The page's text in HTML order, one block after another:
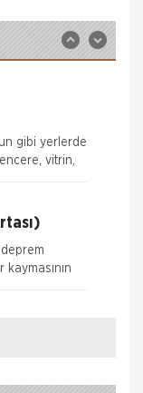
zorunlu bir
gibi yerlerde
vitrin,
karşı